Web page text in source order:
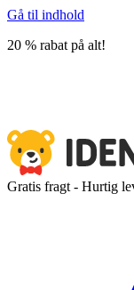
Gå til indhold
20 % rabat på alt!
Gratis fragt - Hurtig